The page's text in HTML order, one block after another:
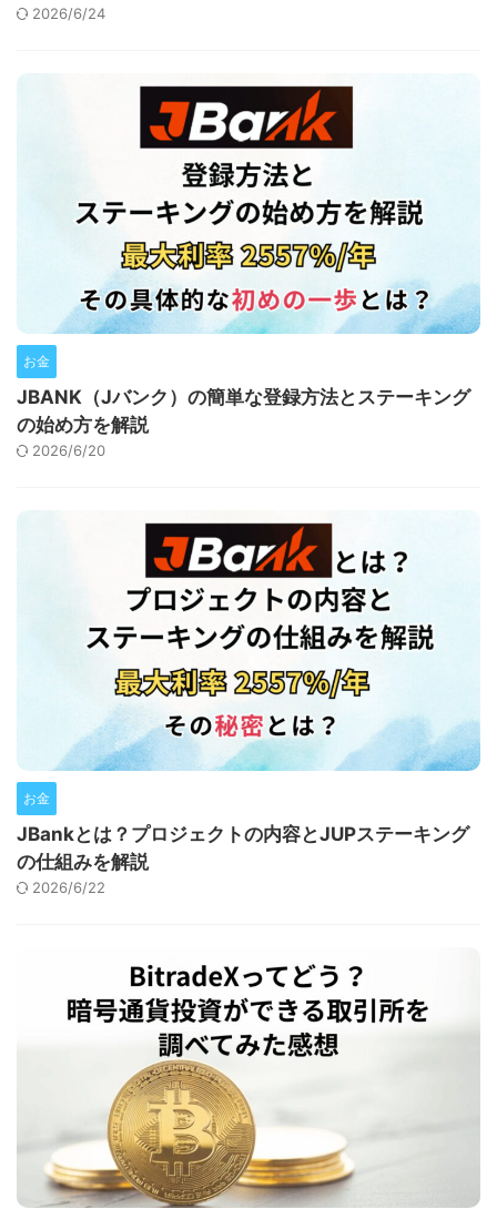
2026/6/24
お金
JBANK（Jバンク）の簡単な登録方法とステーキング
の始め方を解説
2026/6/20
お金
JBankとは？プロジェクトの内容とJUPステーキング
の仕組みを解説
2026/6/22